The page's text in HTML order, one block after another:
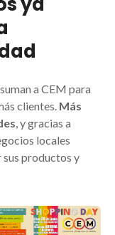
a CEM para
clientes. Más
, y gracias a
locales
sus productos y